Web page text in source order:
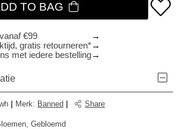
TO BAG
€99
gratis retourneren*
met iedere bestelling
Merk: Banned Share
Gebloemd